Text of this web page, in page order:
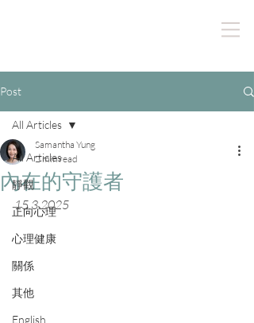
Post
All Articles
靜觀
正向心理
心理健康
關係
其他
English
All Articles
內在的守護者
Samantha Yung
2 min read
15.3.2025